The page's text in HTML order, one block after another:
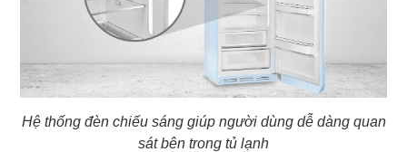
Hệ thống đèn chiếu sáng giúp người dùng dễ dàng quan
sát bên trong tủ lạnh